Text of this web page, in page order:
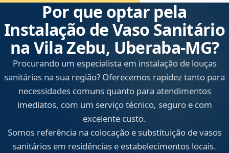
Por que optar pela
Instalação de Vaso Sanitário
na Vila Zebu, Uberaba‑MG?
Procurando um especialista em instalação de louças
sanitárias na sua região? Oferecemos rapidez tanto para
necessidades comuns quanto para atendimentos
imediatos, com um serviço técnico, seguro e com
excelente custo.
Somos referência na colocação e substituição de vasos
sanitários em residências e estabelecimentos locais.